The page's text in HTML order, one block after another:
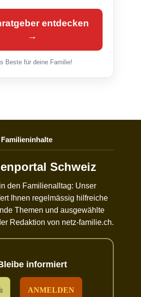
entdecken
→
Beste für deine Familie!
Schweiz
den Familienalltag: Unser
Ihnen regelmässig hilfreiche
Themen und ausgewählte
Redaktion von netz-familie.ch.
informiert